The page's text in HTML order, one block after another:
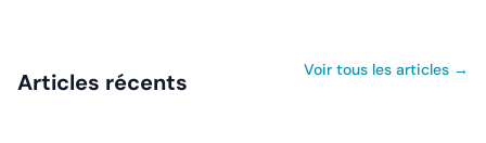
Articles récents Voir tous les articles →